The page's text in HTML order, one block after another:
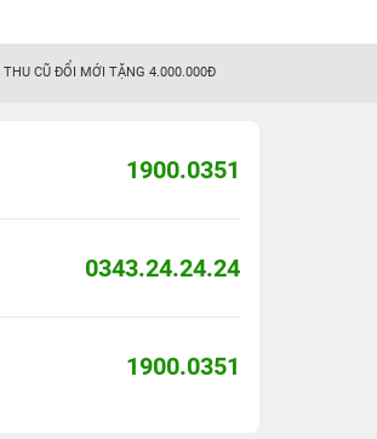
THU CŨ ĐỔI MỚI TẶNG 4.000.000Đ
1900.0351
0343.24.24.24
1900.0351